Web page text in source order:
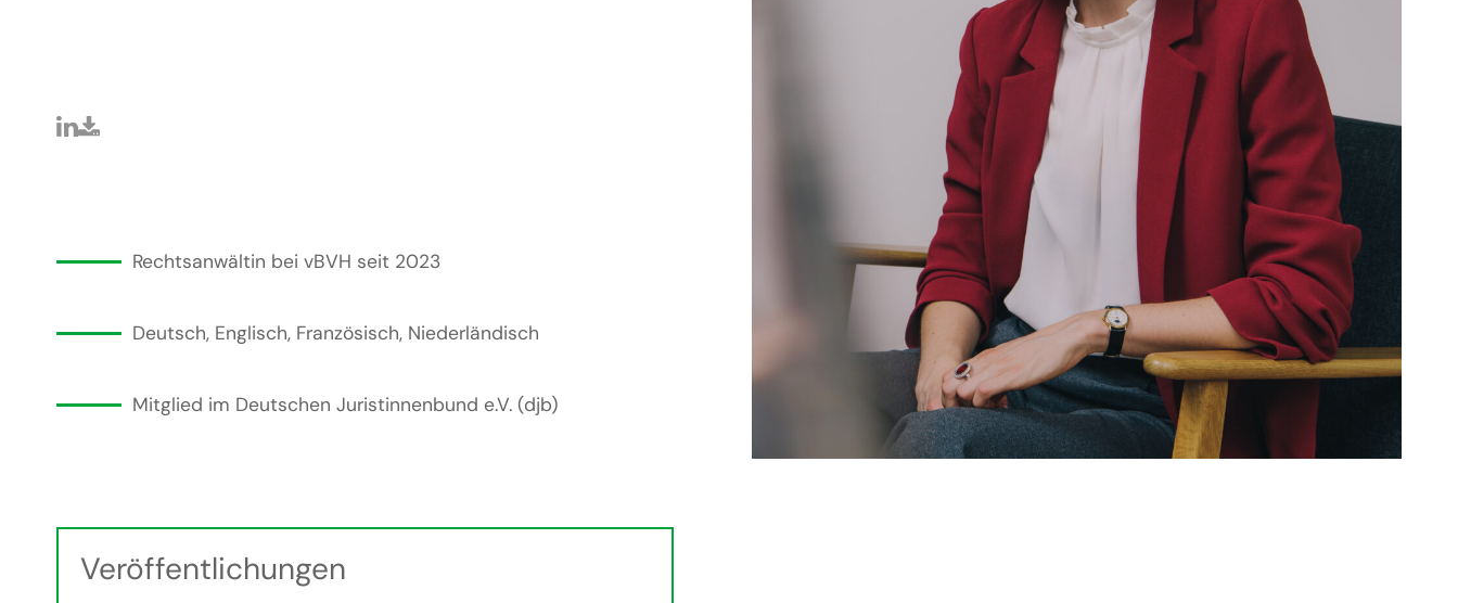
Rechtsanwältin bei vBVH seit 2023
Deutsch, Englisch, Französisch, Niederländisch
Mitglied im Deutschen Juristinnenbund e.V. (djb)
Veröffentlichungen